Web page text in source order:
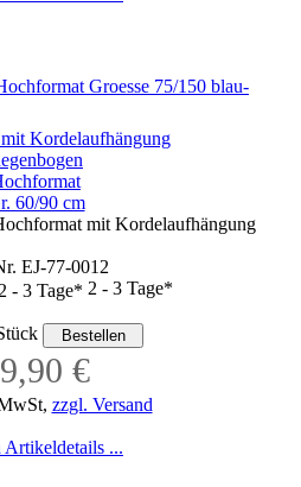
Kordelaufhängung
60/90 cm
mit Kordelaufhängung
EJ-77-0012
2 - 3 Tage*
€
zzgl. Versand
Artikeldetails ...